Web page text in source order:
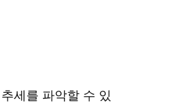
세를 파악할 수 있